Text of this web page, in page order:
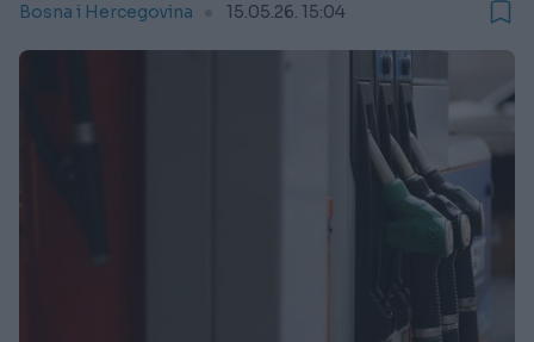
Bosna i Hercegovina 15.05.26. 15:04